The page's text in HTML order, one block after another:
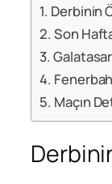
Derbinin
Son
Maçın